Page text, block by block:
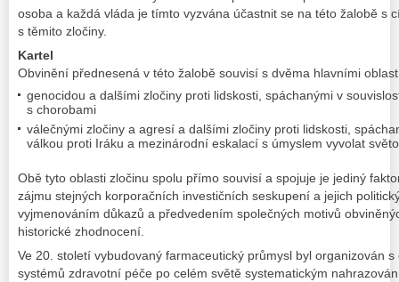
osoba a každá vláda je tímto vyzvána účastnit se na této žalobě s
s těmito zločiny.
Kartel
Obvinění přednesená v této žalobě souvisí s dvěma hlavními
genocidou a dalšími zločiny proti lidskosti, spáchanými v
s chorobami
válečnými zločiny a agresí a dalšími zločiny proti lidskosti,
válkou proti Iráku a mezinárodní eskalací s úmyslem vyvolat
Obě tyto oblasti zločinu spolu přímo souvisí a spojuje je jediný
zájmu stejných korporačních investičních seskupení a jejich
vyjmenováním důkazů a předvedením společných motivů
historické zhodnocení.
Ve 20. století vybudovaný farmaceutický průmysl byl organizován
systémů zdravotní péče po celém světě systematickým